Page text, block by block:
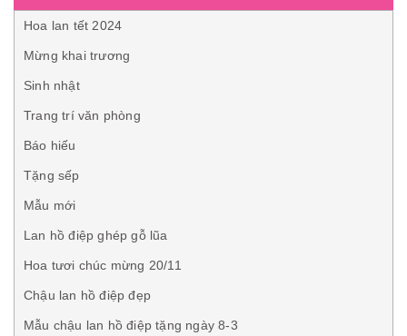
Hoa lan tết 2024
Mừng khai trương
Sinh nhật
Trang trí văn phòng
Báo hiếu
Tặng sếp
Mẫu mới
Lan hồ điệp ghép gỗ lũa
Hoa tươi chúc mừng 20/11
Chậu lan hồ điệp đẹp
Mẫu chậu lan hồ điệp tặng ngày 8-3